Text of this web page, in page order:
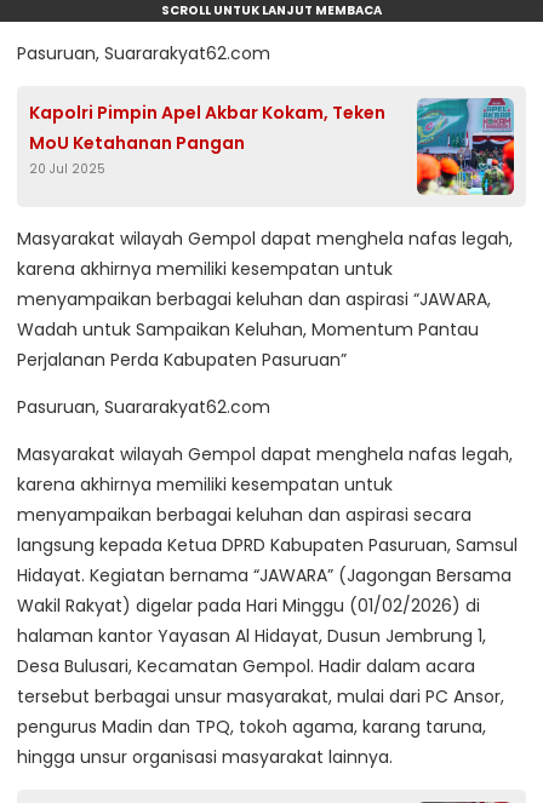
SCROLL UNTUK LANJUT MEMBACA
Pasuruan, Suararakyat62.com
Kapolri Pimpin Apel Akbar Kokam, Teken
MoU Ketahanan Pangan
20 Jul 2025
Masyarakat wilayah Gempol dapat menghela nafas legah,
karena akhirnya memiliki kesempatan untuk
menyampaikan berbagai keluhan dan aspirasi “JAWARA,
Wadah untuk Sampaikan Keluhan, Momentum Pantau
Perjalanan Perda Kabupaten Pasuruan”
Pasuruan, Suararakyat62.com
Masyarakat wilayah Gempol dapat menghela nafas legah,
karena akhirnya memiliki kesempatan untuk
menyampaikan berbagai keluhan dan aspirasi secara
langsung kepada Ketua DPRD Kabupaten Pasuruan, Samsul
Hidayat. Kegiatan bernama “JAWARA” (Jagongan Bersama
Wakil Rakyat) digelar pada Hari Minggu (01/02/2026) di
halaman kantor Yayasan Al Hidayat, Dusun Jembrung 1,
Desa Bulusari, Kecamatan Gempol. Hadir dalam acara
tersebut berbagai unsur masyarakat, mulai dari PC Ansor,
pengurus Madin dan TPQ, tokoh agama, karang taruna,
hingga unsur organisasi masyarakat lainnya.